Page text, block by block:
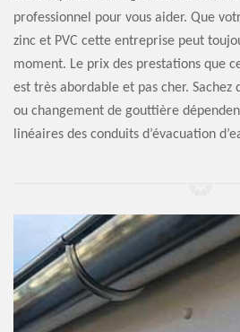
professionnel pour vous aider. Que
zinc et PVC cette entreprise peut
moment. Le prix des prestations que
est très abordable et pas cher.
ou changement de gouttière
linéaires des conduits d’évacuation